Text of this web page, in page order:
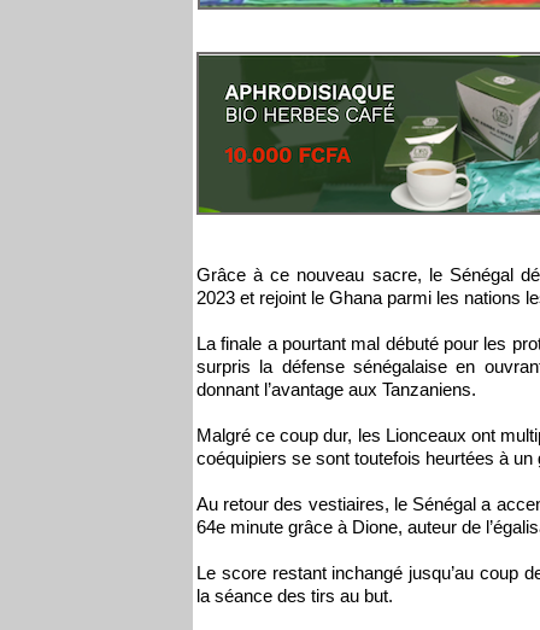
Grâce à ce nouveau sacre, le Sénégal
2023 et rejoint le Ghana parmi les nations
La finale a pourtant mal débuté pour les
surpris la défense sénégalaise en
donnant l’avantage aux Tanzaniens.
Malgré ce coup dur, les Lionceaux ont
coéquipiers se sont toutefois heurtées à
Au retour des vestiaires, le Sénégal a
64e minute grâce à Dione, auteur de
Le score restant inchangé jusqu’au coup
la séance des tirs au but.